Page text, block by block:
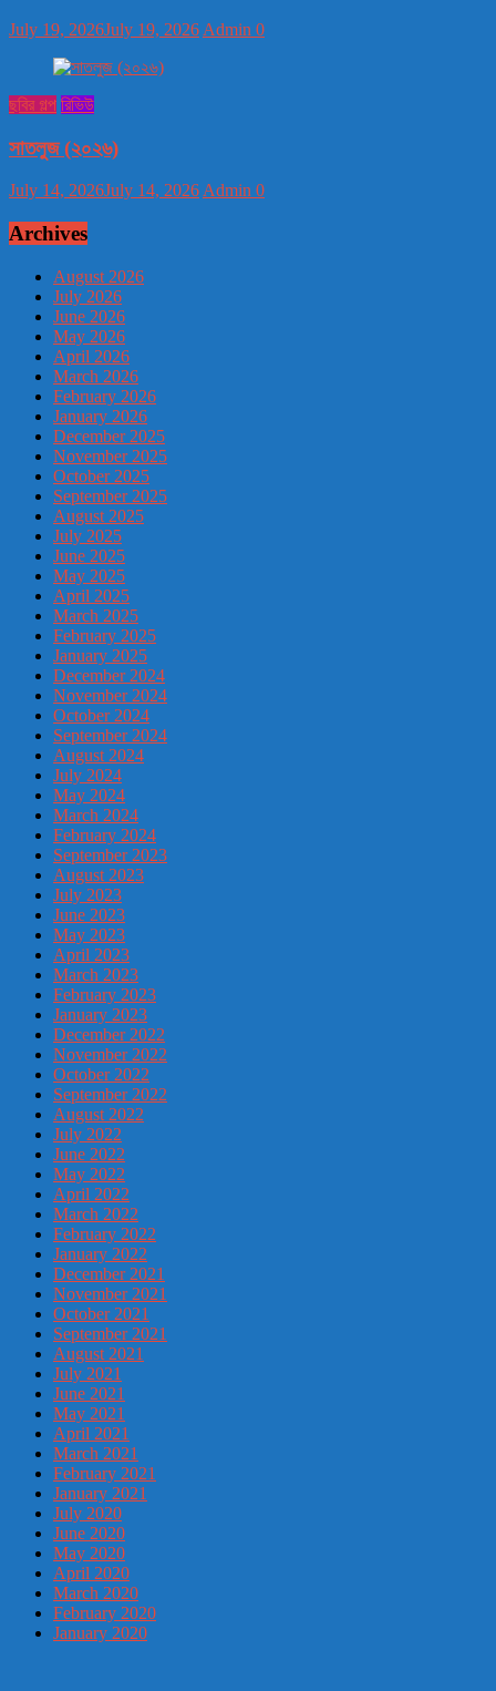
July 19, 2026July 19, 2026 Admin 0
ছবির গল্প রিভিউ
সাতলুজ (২০২৬)
July 14, 2026July 14, 2026Admin 0
Archives
August 2026
July 2026
June 2026
May 2026
April 2026
March 2026
February 2026
January 2026
December 2025
November 2025
October 2025
September 2025
August 2025
July 2025
June 2025
May 2025
April 2025
March 2025
February 2025
January 2025
December 2024
November 2024
October 2024
September 2024
August 2024
July 2024
May 2024
March 2024
February 2024
September 2023
August 2023
July 2023
June 2023
May 2023
April 2023
March 2023
February 2023
January 2023
December 2022
November 2022
October 2022
September 2022
August 2022
July 2022
June 2022
May 2022
April 2022
March 2022
February 2022
January 2022
December 2021
November 2021
October 2021
September 2021
August 2021
July 2021
June 2021
May 2021
April 2021
March 2021
February 2021
January 2021
July 2020
June 2020
May 2020
April 2020
March 2020
February 2020
January 2020